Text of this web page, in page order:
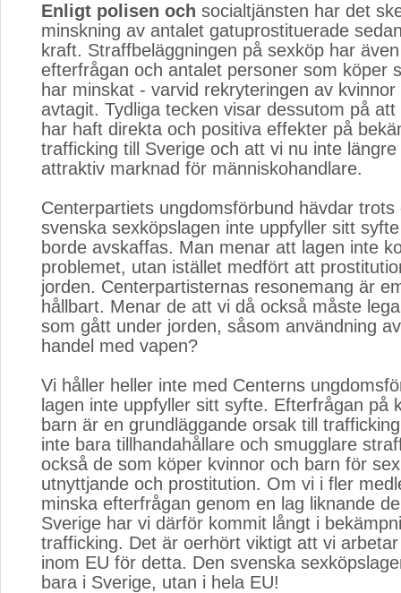
Enligt polisen och socialtjänsten har det
minskning av antalet gatuprostituerade
kraft. Straffbeläggningen på sexköp har
efterfrågan och antalet personer som köper
har minskat - varvid rekryteringen av
avtagit. Tydliga tecken visar dessutom på att
har haft direkta och positiva effekter på
trafficking till Sverige och att vi nu inte
attraktiv marknad för människohandlare.
Centerpartiets ungdomsförbund hävdar
svenska sexköpslagen inte uppfyller sitt
borde avskaffas. Man menar att lagen inte
problemet, utan istället medfört att
jorden. Centerpartisternas resonemang är
hållbart. Menar de att vi då också måste
som gått under jorden, såsom användning
handel med vapen?
Vi håller heller inte med Centerns
lagen inte uppfyller sitt syfte. Efterfrågan på
barn är en grundläggande orsak till
inte bara tillhandahållare och smugglare
också de som köper kvinnor och barn för
utnyttjande och prostitution. Om vi i fler
minska efterfrågan genom en lag liknande
Sverige har vi därför kommit långt i
trafficking. Det är oerhört viktigt att vi
inom EU för detta. Den svenska
bara i Sverige, utan i hela EU!